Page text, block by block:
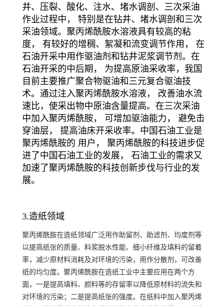
井、压裂、酸化、注水、堵水调剖、三次采油
作业过程中， 特别是在钻井、堵水调剖和三次
采油领域。聚丙烯酰胺水溶液具有较高的粘
度， 有较好的增稠、絮凝和流变调节作用， 在
石油开采中用作驱油剂和钻井泥浆调节剂。在
石油开采的中后期， 为提高原油采收率，我国
目前主要推广聚合物驱油和三元复合驱油技
术。通过注入聚丙烯酰胺水溶液， 改善油水流
速比，使采出物中原油含量提高。在三次采油
中加入聚丙烯酰胺， 可增加驱油能力， 避免击
穿油层， 提高油床开采收率。中国石油工业是
聚丙烯酰胺的 用户， 聚丙烯酰胺的科技进步促
进了中国石油工业的发展， 石油工业的需求又
加速了聚丙烯酰胺的科技创新步伐与行业的发
展。
3.造纸领域
聚丙烯酰胺在造纸领域广泛用作助留剂、助滤剂、均度剂等
以提高纸张的质量、料浆脱水性能、细小纤维及填料的留着
率，减少原材料消耗及对环境的污染，用作分散剂，可改善
纸的均匀度。聚丙烯酰胺在造纸工业中主要应用在两个方
面，一是提高填料、颜料等的存留率以降低原材料的流失和
对环境的污染；二是提高纸张的强度。在纸料中加入聚丙烯